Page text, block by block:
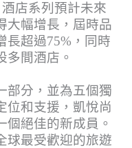
店系列預計未來
大幅增長，屆時品
長超過75%，同時
多間酒店。
部分，並為五個獨
位和支援，凱悅尚
個絕佳的新成員。
球最受歡迎的旅遊